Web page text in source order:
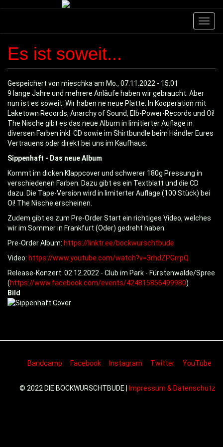
Es ist soweit...
Gespeichert von mieschka am Mo., 07.11.2022 - 15:01
9 lange Jahre und mehrere Anläufe haben wir gebraucht. Aber
nun ist es soweit. Wir haben ne neue Platte. In Kooperation mit
Laketown Records, Anarchy of Sound, Elb-Power-Records und Oi!
The Nische gibt es das neue Album in limitierter Auflage in
diversen Farben inkl. CD sowie im Shirtbundle beim Händler Eures
Vertrauens oder direkt bei uns im Kaufhaus.
Sippenhaft - Das neue Album
Kommt im dicken Klappcover und schwerer 180g Pressung in
verschiedenen Farben. Dazu gibt es ein Textblatt und die CD
dazu. Die Tape-Version wird in limiterter Auflage (100 Stück) bei
Oi! The Nische erscheinen.
Zudem gibt es zum Pre-Order Start ein richtiges Video, welches
wir im Sommer in Frankfurt (Oder) gedreht haben.
Pre-Order Album: https://linktr.ee/bockwurschtbude
Video: https://www.youtube.com/watch?v=3rhdZPGrrpQ
Release-Konzert: 02.12.2022 - Club im Park - Fürstenwalde/Spree
(https://www.facebook.com/events/424815856499980)
Bild
Bandcamp Facebook Instagram Twitter YouTube
© 2022 DIE BOCKWURSCHTBUDE | Impressum & Datenschutz